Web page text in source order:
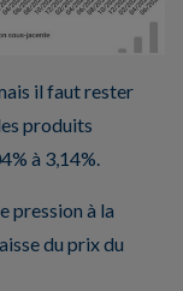
il faut rester
produits
à 3,14%.
pression à la
du prix du